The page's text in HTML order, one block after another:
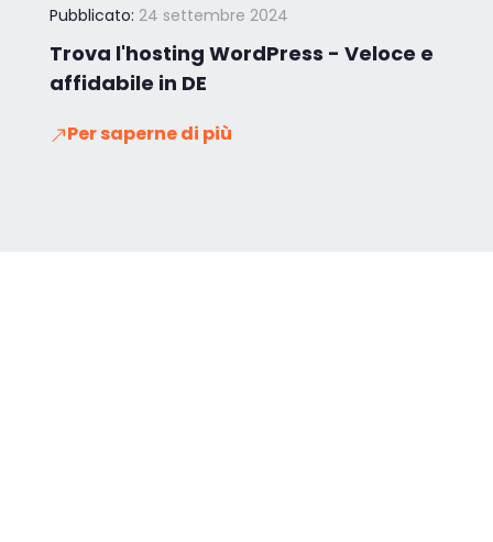
Pubblicato: 24 settembre 2024
Trova l'hosting WordPress - Veloce e
affidabile in DE
Per saperne di più